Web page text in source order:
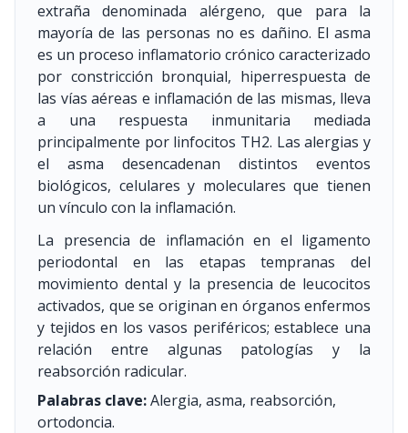
extraña denominada alérgeno, que para la
mayoría de las personas no es dañino. El asma
es un proceso inflamatorio crónico caracterizado
por constricción bronquial, hiperrespuesta de
las vías aéreas e inflamación de las mismas, lleva
a una respuesta inmunitaria mediada
principalmente por linfocitos TH2. Las alergias y
el asma desencadenan distintos eventos
biológicos, celulares y moleculares que tienen
un vínculo con la inflamación.
La presencia de inflamación en el ligamento
periodontal en las etapas tempranas del
movimiento dental y la presencia de leucocitos
activados, que se originan en órganos enfermos
y tejidos en los vasos periféricos; establece una
relación entre algunas patologías y la
reabsorción radicular.
Palabras clave:Alergia, asma, reabsorción,
ortodoncia.